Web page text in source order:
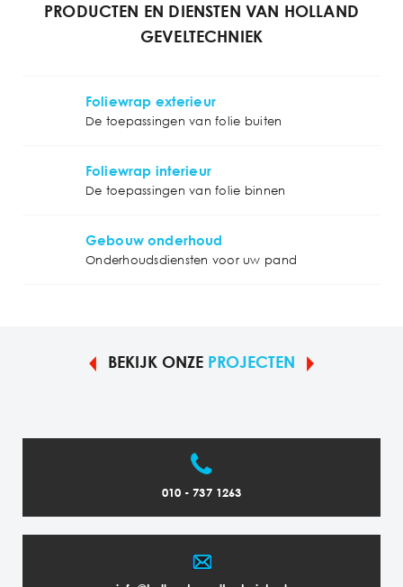
PRODUCTEN EN DIENSTEN VAN HOLLAND
GEVELTECHNIEK
Foliewrap exterieur
De toepassingen van folie buiten
Foliewrap interieur
De toepassingen van folie binnen
Gebouw onderhoud
Onderhoudsdiensten voor uw pand
BEKIJK ONZE PROJECTEN
010 - 737 1263